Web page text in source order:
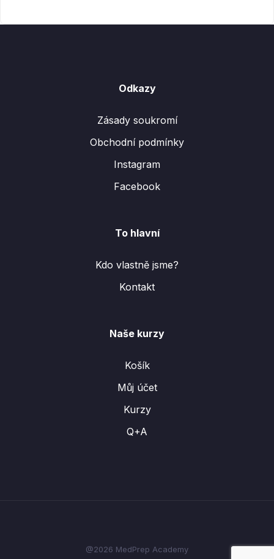
Odkazy
Zásady soukromí
Obchodní podmínky
Instagram
Facebook
To hlavní
Kdo vlastně jsme?
Kontakt
Naše kurzy
Košík
Můj účet
Kurzy
Q+A
@2026 MedPrep Academy